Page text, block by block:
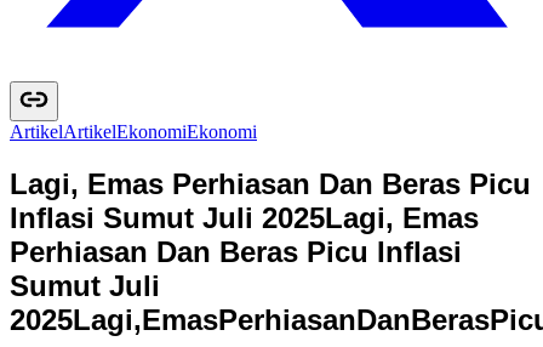
ArtikelArtikelEkonomiEkonomi
Lagi, Emas Perhiasan Dan Beras Picu
Inflasi Sumut Juli 2025Lagi, Emas
Perhiasan Dan Beras Picu Inflasi
Sumut Juli
2025Lagi,EmasPerhiasanDanBerasPic